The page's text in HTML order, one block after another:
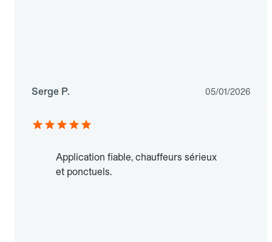
Serge P. 05/01/2026
Application fiable, chauffeurs sérieux
et ponctuels.